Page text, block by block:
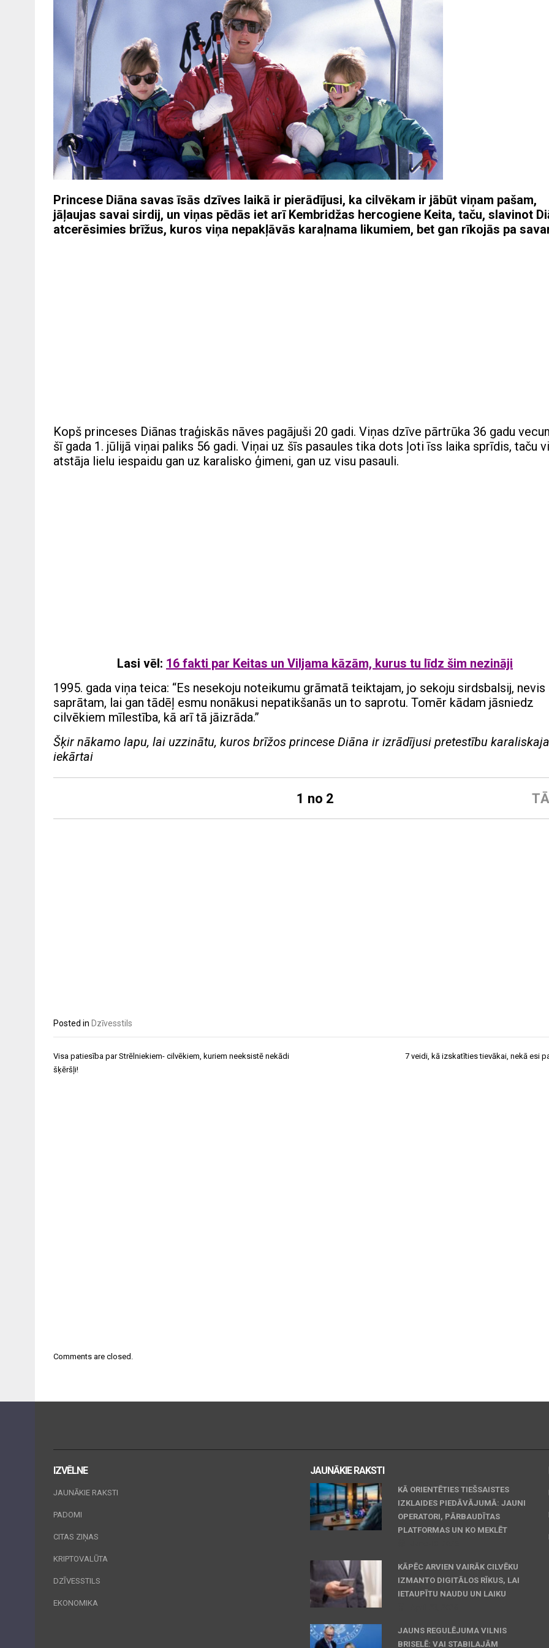
Princese Diāna savas īsās dzīves laikā ir pierādījusi, ka cilvēkam ir jābūt viņam pašam,
jāļaujas savai sirdij, un viņas pēdās iet arī Kembridžas hercogiene Keita, taču, slavinot
atcerēsimies brīžus, kuros viņa nepakļāvās karaļnama likumiem, bet gan rīkojās pa
Kopš princeses Diānas traģiskās nāves pagājuši 20 gadi. Viņas dzīve pārtrūka 36 gadu
šī gada 1. jūlijā viņai paliks 56 gadi. Viņai uz šīs pasaules tika dots ļoti īss laika sprīdis, taču
atstāja lielu iespaidu gan uz karalisko ģimeni, gan uz visu pasauli.
Lasi vēl: 16 fakti par Keitas un Viljama kāzām, kurus tu līdz šim nezināji
1995. gada viņa teica: “Es nesekoju noteikumu grāmatā teiktajam, jo sekoju sirdsbalsij, nevis
saprātam, lai gan tādēļ esmu nonākusi nepatikšanās un to saprotu. Tomēr kādam jāsniedz
cilvēkiem mīlestība, kā arī tā jāizrāda.”
Šķir nākamo lapu, lai uzzinātu, kuros brīžos princese Diāna ir izrādījusi pretestību
iekārtai
1 no 2
Posted in Dzīvesstils
Post
navigation
Visa patiesība par Strēlniekiem- cilvēkiem, kuriem neeksistē nekādi
šķēršļi!
7 veidi, kā izskatīties tievākai, nekā esi
Comments are closed.
IZVĒLNE
JAUNĀKIE RAKSTI
PADOMI
CITAS ZIŅAS
KRIPTOVALŪTA
DZĪVESSTILS
EKONOMIKA
JAUNĀKIE RAKSTI
KĀ ORIENTĒTIES TIEŠSAISTES
IZKLAIDES PIEDĀVĀJUMĀ: JAUNI
OPERATORI, PĀRBAUDĪTAS
PLATFORMAS UN KO MEKLĒT
KĀPĒC ARVIEN VAIRĀK CILVĒKU
IZMANTO DIGITĀLOS RĪKUS, LAI
IETAUPĪTU NAUDU UN LAIKU
JAUNS REGULĒJUMA VILNIS
BRISELĒ: VAI STABILAJĀM